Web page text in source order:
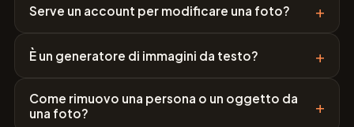
Serve un account per modificare una foto? +
È un generatore di immagini da testo? +
Come rimuovo una persona o un oggetto da
una foto?
+